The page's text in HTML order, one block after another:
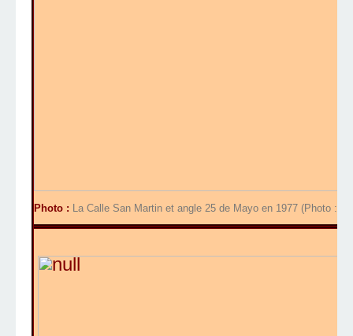
Photo : La Calle San Martin et angle 25 de Mayo en 1977 (Photo :